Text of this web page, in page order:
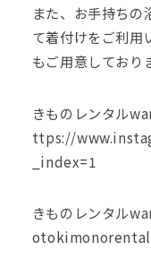
また、お手持ちの
て着付けをご利用
もご用意しており
きものレンタル
ttps://
_index=1
きものレンタル